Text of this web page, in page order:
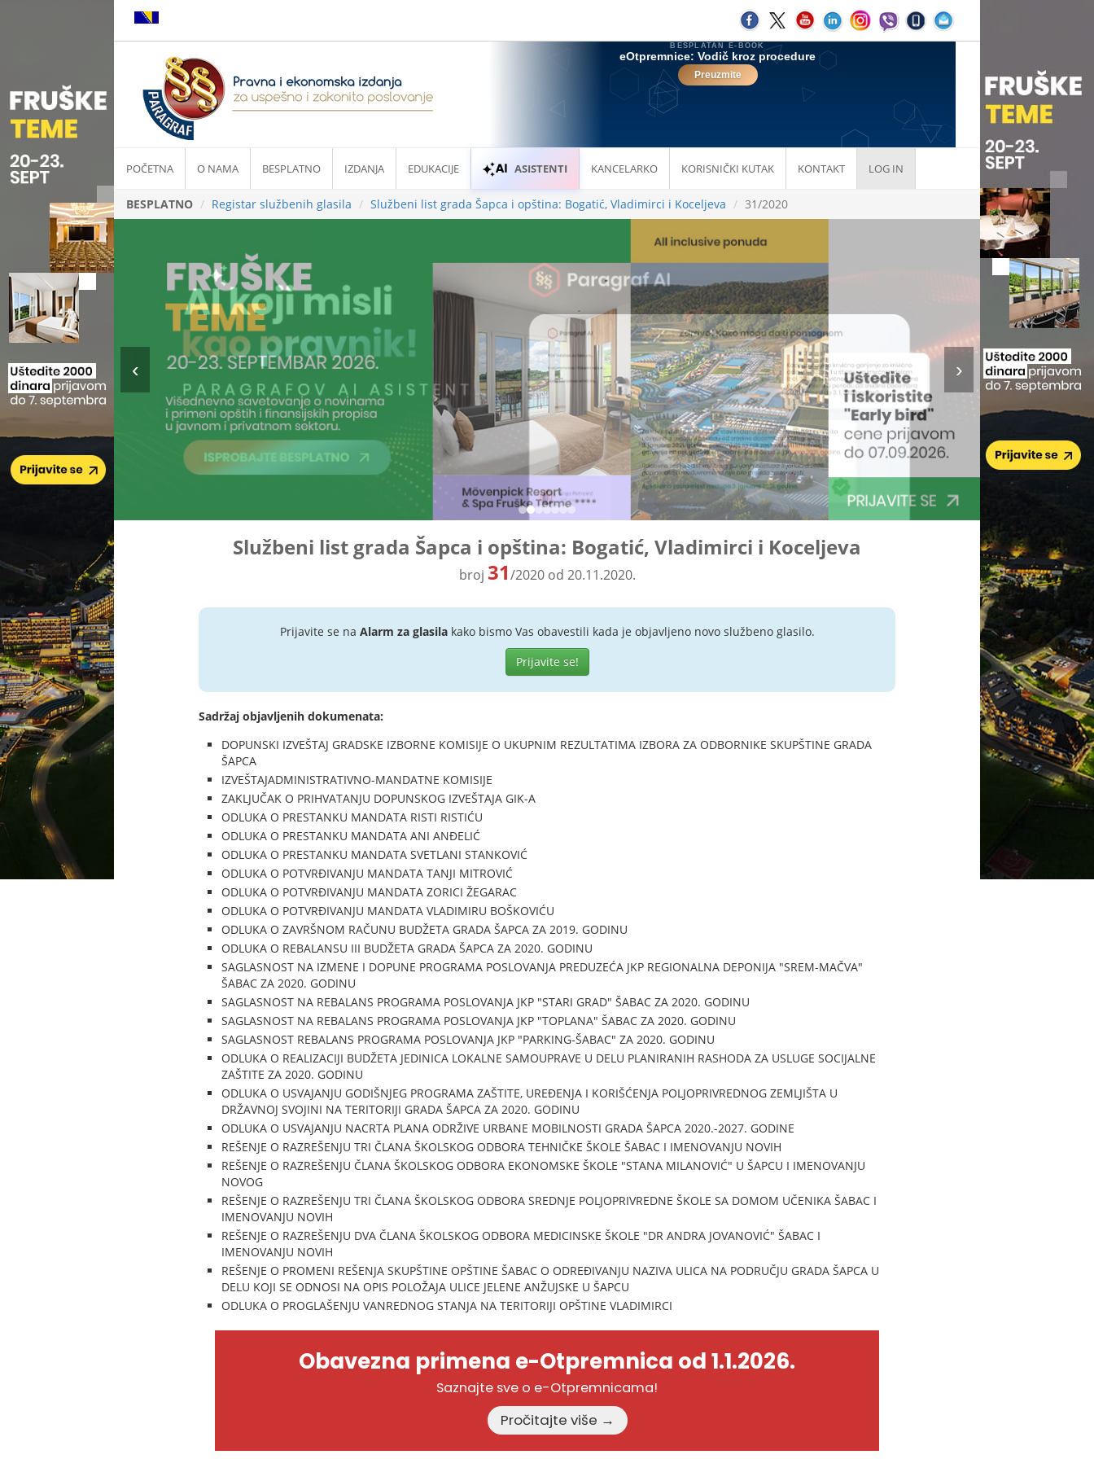
POČETNA O NAMA BESPLATNO IZDANJA EDUKACIJE ASISTENTI KANCELARKO KORISNIČKI KUTAK KONTAKT LOG IN
BESPLATNO Registar službenih glasila Službeni list grada Šapca i opština: Bogatić, Vladimirci i Koceljeva 31/2020
Službeni list grada Šapca i opština: Bogatić, Vladimirci i Koceljeva
broj 31/2020 od 20.11.2020.
Prijavite se na Alarm za glasilakako bismo Vas obavestili kada je objavljeno novo službeno glasilo.
Prijavite se!
Sadržaj objavljenih dokumenata:
DOPUNSKI IZVEŠTAJ GRADSKE IZBORNE KOMISIJE O UKUPNIM REZULTATIMA IZBORA ZA ODBORNIKE SKUPŠTINE GRADA
ŠAPCA
IZVEŠTAJADMINISTRATIVNO-MANDATNE KOMISIJE
ZAKLJUČAK O PRIHVATANJU DOPUNSKOG IZVEŠTAJA GIK-A
ODLUKA O PRESTANKU MANDATA RISTI RISTIĆU
ODLUKA O PRESTANKU MANDATA ANI ANĐELIĆ
ODLUKA O PRESTANKU MANDATA SVETLANI STANKOVIĆ
ODLUKA O POTVRĐIVANJU MANDATA TANJI MITROVIĆ
ODLUKA O POTVRĐIVANJU MANDATA ZORICI ŽEGARAC
ODLUKA O POTVRĐIVANJU MANDATA VLADIMIRU BOŠKOVIĆU
ODLUKA O ZAVRŠNOM RAČUNU BUDŽETA GRADA ŠAPCA ZA 2019. GODINU
ODLUKA O REBALANSU III BUDŽETA GRADA ŠAPCA ZA 2020. GODINU
SAGLASNOST NA IZMENE I DOPUNE PROGRAMA POSLOVANJA PREDUZEĆA JKP REGIONALNA DEPONIJA "SREM-MAČVA"
ŠABAC ZA 2020. GODINU
SAGLASNOST NA REBALANS PROGRAMA POSLOVANJA JKP "STARI GRAD" ŠABAC ZA 2020. GODINU
SAGLASNOST NA REBALANS PROGRAMA POSLOVANJA JKP "TOPLANA" ŠABAC ZA 2020. GODINU
SAGLASNOST REBALANS PROGRAMA POSLOVANJA JKP "PARKING-ŠABAC" ZA 2020. GODINU
ODLUKA O REALIZACIJI BUDŽETA JEDINICA LOKALNE SAMOUPRAVE U DELU PLANIRANIH RASHODA ZA USLUGE SOCIJALNE
ZAŠTITE ZA 2020. GODINU
ODLUKA O USVAJANJU GODIŠNJEG PROGRAMA ZAŠTITE, UREĐENJA I KORIŠĆENJA POLJOPRIVREDNOG ZEMLJIŠTA U
DRŽAVNOJ SVOJINI NA TERITORIJI GRADA ŠAPCA ZA 2020. GODINU
ODLUKA O USVAJANJU NACRTA PLANA ODRŽIVE URBANE MOBILNOSTI GRADA ŠAPCA 2020.-2027. GODINE
REŠENJE O RAZREŠENJU TRI ČLANA ŠKOLSKOG ODBORA TEHNIČKE ŠKOLE ŠABAC I IMENOVANJU NOVIH
REŠENJE O RAZREŠENJU ČLANA ŠKOLSKOG ODBORA EKONOMSKE ŠKOLE "STANA MILANOVIĆ" U ŠAPCU I IMENOVANJU
NOVOG
REŠENJE O RAZREŠENJU TRI ČLANA ŠKOLSKOG ODBORA SREDNJE POLJOPRIVREDNE ŠKOLE SA DOMOM UČENIKA ŠABAC I
IMENOVANJU NOVIH
REŠENJE O RAZREŠENJU DVA ČLANA ŠKOLSKOG ODBORA MEDICINSKE ŠKOLE "DR ANDRA JOVANOVIĆ" ŠABAC I
IMENOVANJU NOVIH
REŠENJE O PROMENI REŠENJA SKUPŠTINE OPŠTINE ŠABAC O ODREĐIVANJU NAZIVA ULICA NA PODRUČJU GRADA ŠAPCA U
DELU KOJI SE ODNOSI NA OPIS POLOŽAJA ULICE JELENE ANŽUJSKE U ŠAPCU
ODLUKA O PROGLAŠENJU VANREDNOG STANJA NA TERITORIJI OPŠTINE VLADIMIRCI
Obavezna primena e-Otpremnica od 1.1.2026.
Saznajte sve o e-Otpremnicama!
Pročitajte više →